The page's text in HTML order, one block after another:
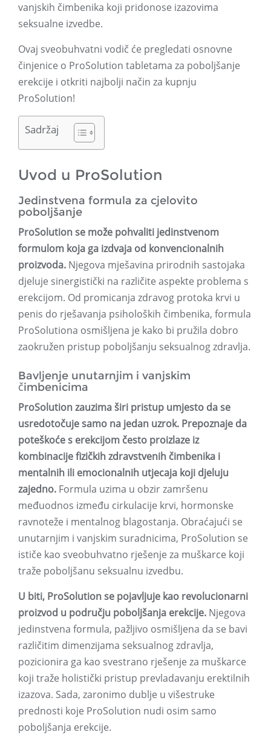
vanjskih čimbenika koji pridonose izazovima
seksualne izvedbe.
Ovaj sveobuhvatni vodič će pregledati osnovne
činjenice o ProSolution tabletama za poboljšanje
erekcije i otkriti najbolji način za kupnju
ProSolution!
Sadržaj
Uvod u ProSolution
Jedinstvena formula za cjelovito
poboljšanje
ProSolution se može pohvaliti jedinstvenom
formulom koja ga izdvaja od konvencionalnih
proizvoda. Njegova mješavina prirodnih sastojaka
djeluje sinergistički na različite aspekte problema s
erekcijom. Od promicanja zdravog protoka krvi u
penis do rješavanja psiholoških čimbenika, formula
ProSolutiona osmišljena je kako bi pružila dobro
zaokružen pristup poboljšanju seksualnog zdravlja.
Bavljenje unutarnjim i vanjskim
čimbenicima
ProSolution zauzima širi pristup umjesto da se
usredotočuje samo na jedan uzrok. Prepoznaje da
poteškoće s erekcijom često proizlaze iz
kombinacije fizičkih zdravstvenih čimbenika i
mentalnih ili emocionalnih utjecaja koji djeluju
zajedno. Formula uzima u obzir zamršenu
međuodnos između cirkulacije krvi, hormonske
ravnoteže i mentalnog blagostanja. Obraćajući se
unutarnjim i vanjskim suradnicima, ProSolution se
ističe kao sveobuhvatno rješenje za muškarce koji
traže poboljšanu seksualnu izvedbu.
U biti, ProSolution se pojavljuje kao revolucionarni
proizvod u području poboljšanja erekcije. Njegova
jedinstvena formula, pažljivo osmišljena da se bavi
različitim dimenzijama seksualnog zdravlja,
pozicionira ga kao svestrano rješenje za muškarce
koji traže holistički pristup prevladavanju erektilnih
izazova. Sada, zaronimo dublje u višestruke
prednosti koje ProSolution nudi osim samo
poboljšanja erekcije.